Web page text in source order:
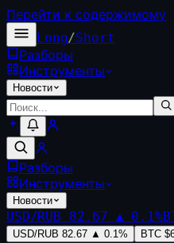
Перейти к содержимому
Long/Short
Разборы
Инструменты
Новости
Разборы
Инструменты
Новости
USD/RUB 82.67 ▲ 0.1%
USD/RUB 82.67 ▲ 0.1% BTC